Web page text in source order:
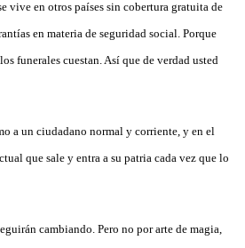
vive en otros países sin cobertura gratuita de
en materia de seguridad social. Porque
funerales cuestan. Así que de verdad usted
a un ciudadano normal y corriente, y en el
que sale y entra a su patria cada vez que lo
cambiando. Pero no por arte de magia,